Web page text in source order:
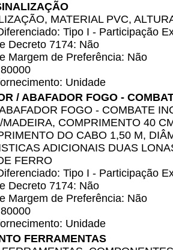
MATERIAL PVC,
Tipo I - Participação
Decreto 7174: Não
Margem de Preferência: Não
Unidade
/ ABAFADOR FOGO -
FOGO - COMBATE
COMPRIMENTO 40
DO CABO 1,50 M,
ADICIONAIS DUAS
FERRO
Tipo I - Participação
Decreto 7174: Não
Margem de Preferência: Não
Unidade
FERRAMENTAS